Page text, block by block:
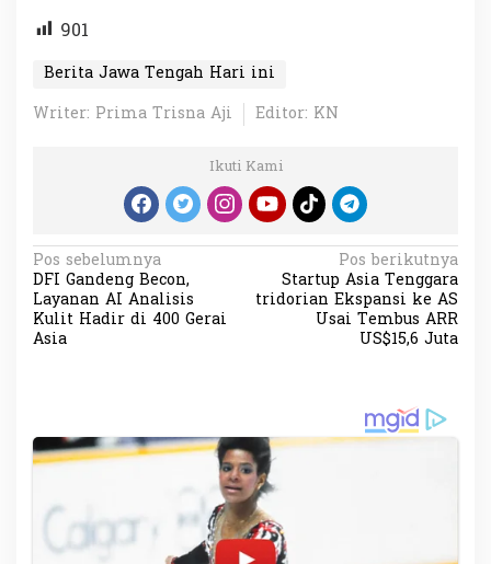
901
Berita Jawa Tengah Hari ini
Writer: Prima Trisna Aji
Editor: KN
Ikuti Kami
N
a
v
s
p
o
Pos sebelumnya
DFI Gandeng Becon,
Layanan AI Analisis
Kulit Hadir di 400 Gerai
Asia
Pos berikutnya
Startup Asia Tenggara
tridorian Ekspansi ke AS
Usai Tembus ARR
US$15,6 Juta